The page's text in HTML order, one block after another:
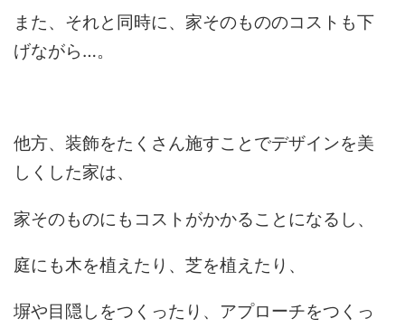
また、それと同時に、家そのもののコストも下
げながら…。
他方、装飾をたくさん施すことでデザインを美
しくした家は、
家そのものにもコストがかかることになるし、
庭にも木を植えたり、芝を植えたり、
塀や目隠しをつくったり、アプローチをつくっ